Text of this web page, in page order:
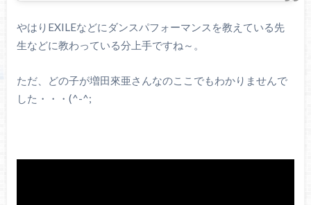
やはりEXILEなどにダンスパフォーマンスを教えている先
生などに教わっている分上手ですね～。
ただ、どの子が増田來亜さんなのここでもわかりませんで
した・・・(^-^;